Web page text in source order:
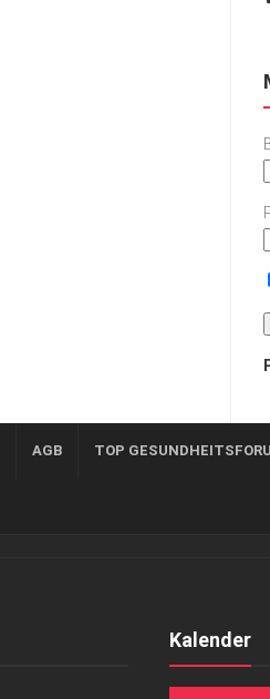
AGB TOP
Kalender